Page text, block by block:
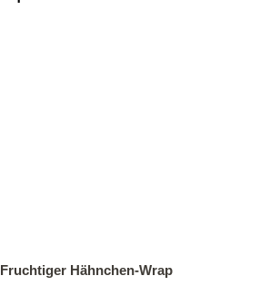
Fruchtiger Hähnchen-Wrap